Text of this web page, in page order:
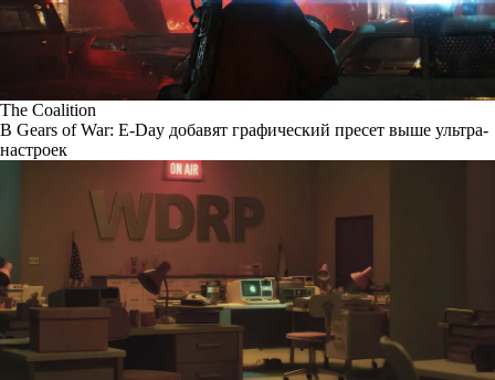
The Coalition
В Gears of War: E-Day добавят графический пресет выше ультра-
настроек